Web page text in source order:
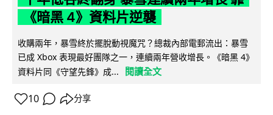
《暗黑 4》資料片逆襲
收購兩年，暴雪終於擺脫動視魔咒？總裁內部電郵流出：暴雪
已成 Xbox 表現最好團隊之一，連續兩年營收增長。《暗黑 4》
資料片同《守望先鋒》成...
閱讀全文
10 分享